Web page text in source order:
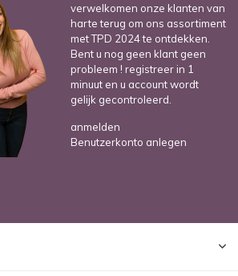
verwelkomen onze klanten van
harte terug om ons assortiment
met TPD 2024 te ontdekken.
Bent u nog geen klant geen
probleem ! registreer in 1
minuut en u account wordt
gelijk gecontroleerd.
anmelden
Benutzerkonto anlegen